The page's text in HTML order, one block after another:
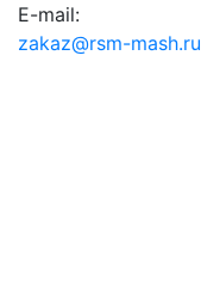
E-mail:
zakaz@rsm-mash.ru